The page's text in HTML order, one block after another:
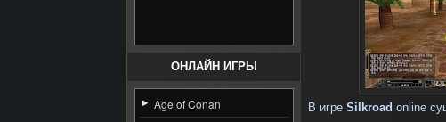
ОНЛАЙН ИГРЫ
Age of Conan
В игре Silkroad online